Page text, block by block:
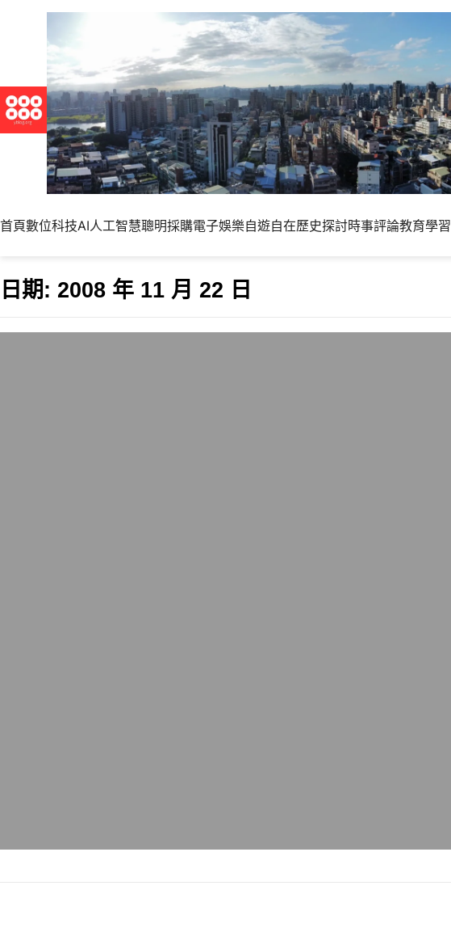
首頁數位科技AI人工智慧聰明採購電子娛樂自遊自在歷史探討時事評論教育學習
日期: 2008 年 11 月 22 日